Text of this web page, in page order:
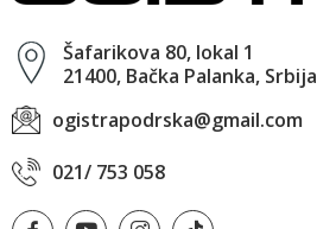
Šafarikova 80, lokal 1
21400, Bačka Palanka, Srbija
ogistrapodrska@gmail.com
021/ 753 058